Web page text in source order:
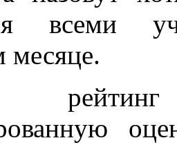
всеми